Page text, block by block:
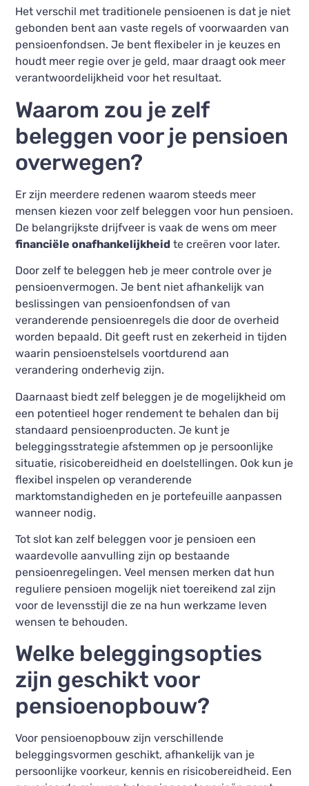
Het verschil met traditionele pensioenen is dat je niet
gebonden bent aan vaste regels of voorwaarden van
pensioenfondsen. Je bent flexibeler in je keuzes en
houdt meer regie over je geld, maar draagt ook meer
verantwoordelijkheid voor het resultaat.
Waarom zou je zelf
beleggen voor je pensioen
overwegen?
Er zijn meerdere redenen waarom steeds meer
mensen kiezen voor zelf beleggen voor hun pensioen.
De belangrijkste drijfveer is vaak de wens om meer
financiële onafhankelijkheid te creëren voor later.
Door zelf te beleggen heb je meer controle over je
pensioenvermogen. Je bent niet afhankelijk van
beslissingen van pensioenfondsen of van
veranderende pensioenregels die door de overheid
worden bepaald. Dit geeft rust en zekerheid in tijden
waarin pensioenstelsels voortdurend aan
verandering onderhevig zijn.
Daarnaast biedt zelf beleggen je de mogelijkheid om
een potentieel hoger rendement te behalen dan bij
standaard pensioenproducten. Je kunt je
beleggingsstrategie afstemmen op je persoonlijke
situatie, risicobereidheid en doelstellingen. Ook kun je
flexibel inspelen op veranderende
marktomstandigheden en je portefeuille aanpassen
wanneer nodig.
Tot slot kan zelf beleggen voor je pensioen een
waardevolle aanvulling zijn op bestaande
pensioenregelingen. Veel mensen merken dat hun
reguliere pensioen mogelijk niet toereikend zal zijn
voor de levensstijl die ze na hun werkzame leven
wensen te behouden.
Welke beleggingsopties
zijn geschikt voor
pensioenopbouw?
Voor pensioenopbouw zijn verschillende
beleggingsvormen geschikt, afhankelijk van je
persoonlijke voorkeur, kennis en risicobereidheid. Een